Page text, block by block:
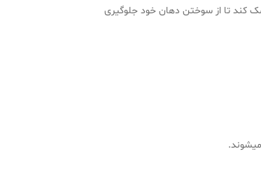
کند تا از سوختن دهان خود جلوگیری